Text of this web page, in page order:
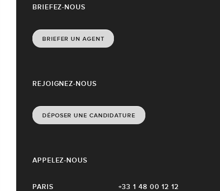
REJOIGNEZ-NOUS
DÉPOSER UNE CANDIDATURE
APPELEZ-NOUS
PARIS
+33 1 48 00 12 12
BRIEFEZ-NOUS
BRIEFER UN AGENT